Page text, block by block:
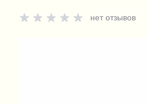
нет отзывов